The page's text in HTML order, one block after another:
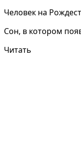
Человек на
Сон, в котором
Читать